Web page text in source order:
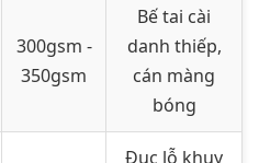
300gsm -
350gsm
Bế tai cài
danh thiếp,
cán màng
bóng
Đục lỗ khuy